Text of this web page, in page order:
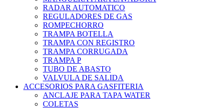
RADAR AUTOMATICO
REGULADORES DE GAS
ROMPECHORRO
TRAMPA BOTELLA
TRAMPA CON REGISTRO
TRAMPA CORRUGADA
TRAMPA P
TUBO DE ABASTO
VALVULA DE SALIDA
ACCESORIOS PARA GASFITERIA
ANCLAJE PARA TAPA WATER
COLETAS